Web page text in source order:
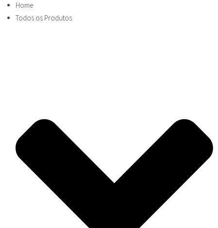
Home
Todos os Produtos